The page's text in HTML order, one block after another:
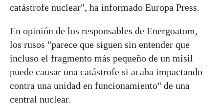
catástrofe nuclear", ha informado Europa Press.
En opinión de los responsables de Energoatom,
los rusos "parece que siguen sin entender que
incluso el fragmento más pequeño de un misil
puede causar una catástrofe si acaba impactando
contra una unidad en funcionamiento" de una
central nuclear.